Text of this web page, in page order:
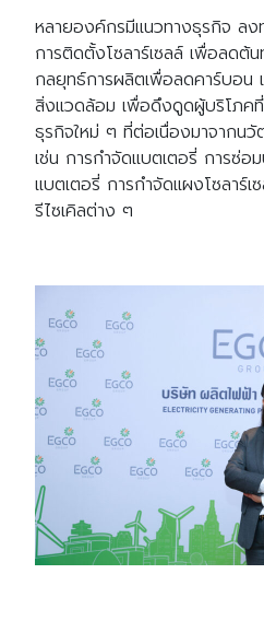
หลายองค์กรมีแนวทางธุรกิจ ลง
การติดตั้งโซลาร์เซลล์ เพื่อลดต้
กลยุทธ์การผลิตเพื่อลดคาร์บอ
สิ่งแวดล้อม เพื่อดึงดูดผู้บริโภคที่
ธุรกิจใหม่ ๆ ที่ต่อเนื่องมาจากน
เช่น การกำจัดแบตเตอรี่ การซ่อ
แบตเตอรี่ การกำจัดแผงโซลาร์
รีไซเคิลต่าง ๆ